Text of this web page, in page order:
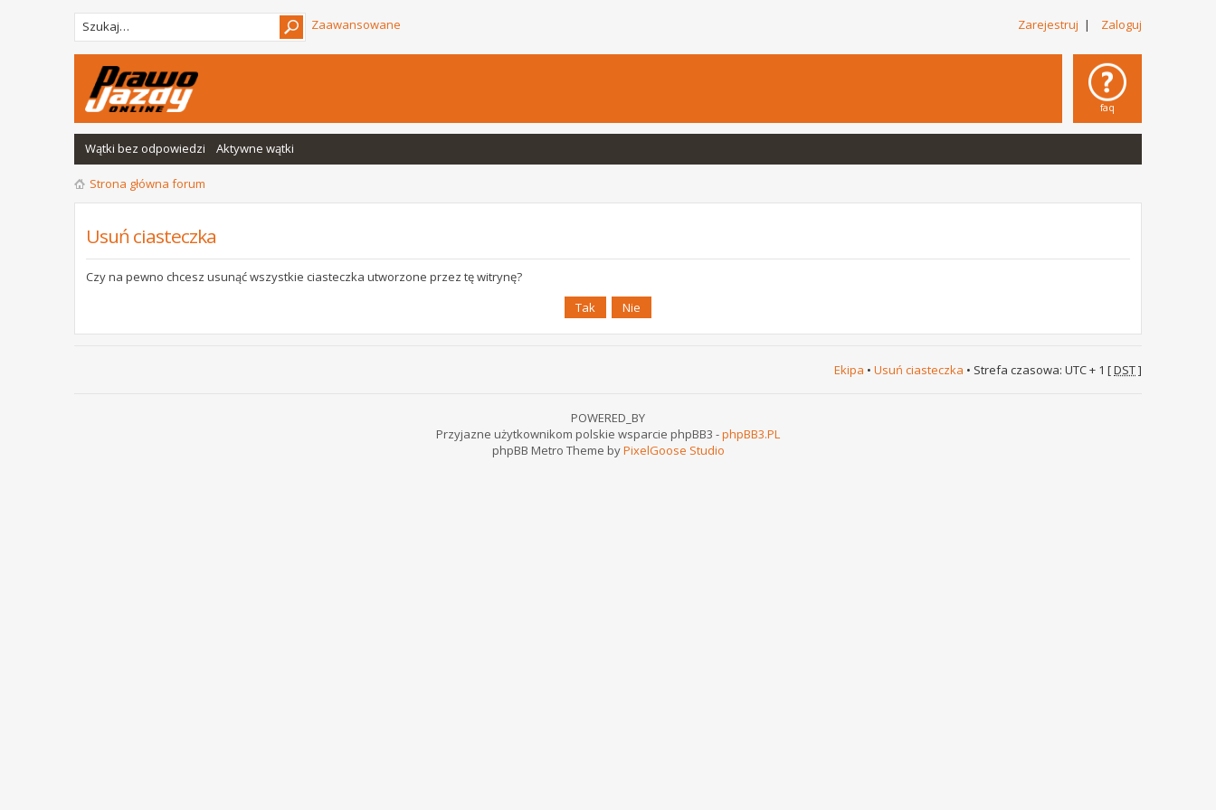
Zarejestruj | Zaloguj
Zaawansowane
faq
Wątki bez odpowiedzi Aktywne wątki
Strona główna forum
Usuń ciasteczka
Czy na pewno chcesz usunąć wszystkie ciasteczka utworzone przez tę witrynę?
Ekipa • Usuń ciasteczka • Strefa czasowa: UTC + 1 [DST]
POWERED_BY
Przyjazne użytkownikom polskie wsparcie phpBB3 -phpBB3.PL
phpBB Metro Theme byPixelGoose Studio